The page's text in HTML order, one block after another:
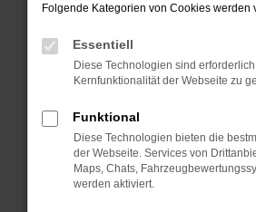
Prüfe deine
Manche Erweiterungen, wie
können das Laden bestimmter
verhindern. Funktioniert die
Fenster?
Starte dein Gerät neu.
Das kann manchmal helfen,
Probleme zu beheben.
Folgende Kategorien von Cookies werden
Essentiell
Diese Technologien sind
Kernfunktionalität der Webseite zu
Funktional
Diese Technologien bieten die
der Webseite. Services von
Maps, Chats,
werden aktiviert.